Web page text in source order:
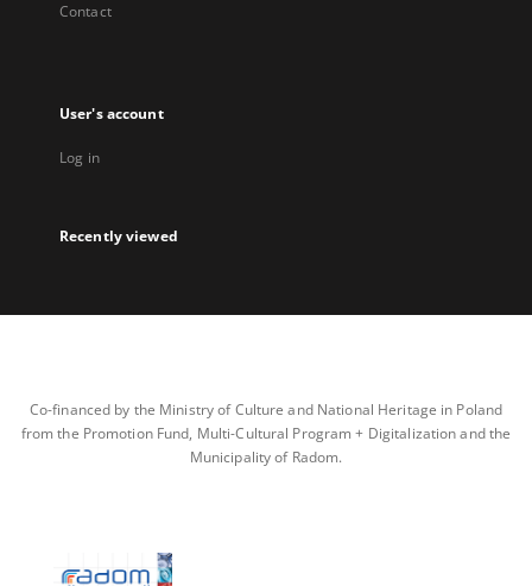
Contact
User's account
Log in
Recently viewed
Co-financed by the Ministry of Culture and National Heritage in Poland
from the Promotion Fund, Multi-Cultural Program + Digitalization and the
Municipality of Radom.